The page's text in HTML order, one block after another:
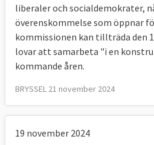
liberaler och socialdemokrater,
överenskommelse som öppnar
kommissionen kan tillträda den 1
lovar att samarbeta "i en
kommande åren.
BRYSSEL 21 november 2024
19 november 2024